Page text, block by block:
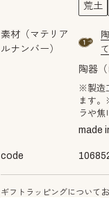
荒土
素材（マテリア
ルナンバー）
陶器（
※製造
ます
ラや焦
made
code
ギフトラッピングについて